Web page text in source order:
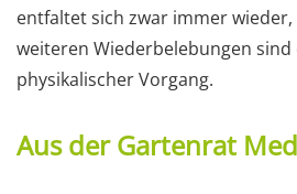
entfaltet sich zwar immer
weiteren Wiederbelebungen sind
physikalischer Vorgang.
Aus der Gartenrat